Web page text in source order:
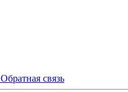
Обратная связь